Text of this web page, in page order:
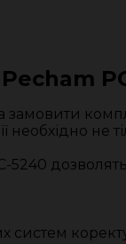
необхідно не
5240
систем